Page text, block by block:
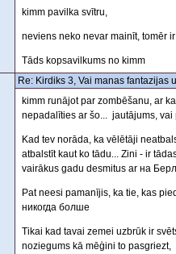
kimm pavilka svītru,
neviens neko nevar mainīt, tomēr
Tāds kopsavilkums no kimm
Re: Kirdiks 3, Vai manas fantazijas
kimm runājot par zombēšanu, ar
nepadalīties ar šo... jautājums,
Kad tev norāda, ka vēlētāji
atbalstīt kaut ko tādu... Zini - ir
vairākus gadu desmitus ar на
Pat neesi pamanījis, ka tie, kas
никогда болше
Tikai kad tavai zemei uzbrūk ir
noziegums kā mēģini to